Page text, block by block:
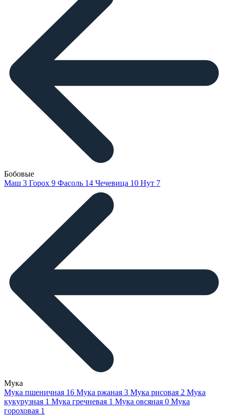
Бобовые
Маш 3 Горох 9 Фасоль 14 Чечевица 10 Нут 7
Мука
Мука пшеничная 16 Мука ржаная 3 Мука рисовая 2 Мука
кукурузная 1 Мука гречневая 1 Мука овсяная 0 Мука
гороховая 1